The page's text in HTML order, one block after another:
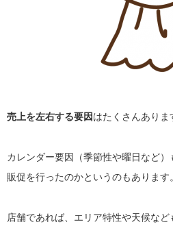
売上を左右する要因はたくさんありま
カレンダー要因（季節性や曜日など）
販促を行ったのかというのもあります。
店舗であれば、エリア特性や天候など